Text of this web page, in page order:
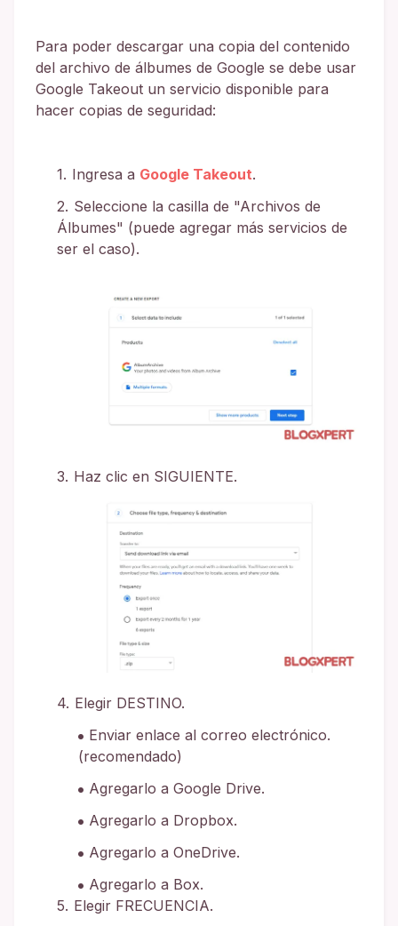
Para poder descargar una copia del contenido
del archivo de álbumes de Google se debe usar
Google Takeout un servicio disponible para
hacer copias de seguridad:
Ingresa a Google Takeout.
Seleccione la casilla de "Archivos de
Álbumes" (puede agregar más servicios de
ser el caso).
Haz clic en SIGUIENTE.
Elegir DESTINO.
Enviar enlace al correo electrónico.
(recomendado)
Agregarlo a Google Drive.
Agregarlo a Dropbox.
Agregarlo a OneDrive.
Agregarlo a Box.
Elegir FRECUENCIA.